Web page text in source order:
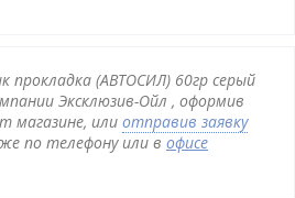
прокладка (АВТОСИЛ) 60гр серый
Эксклюзив-Ойл , оформив
магазине, или отправив заявку
по телефону или в офисе